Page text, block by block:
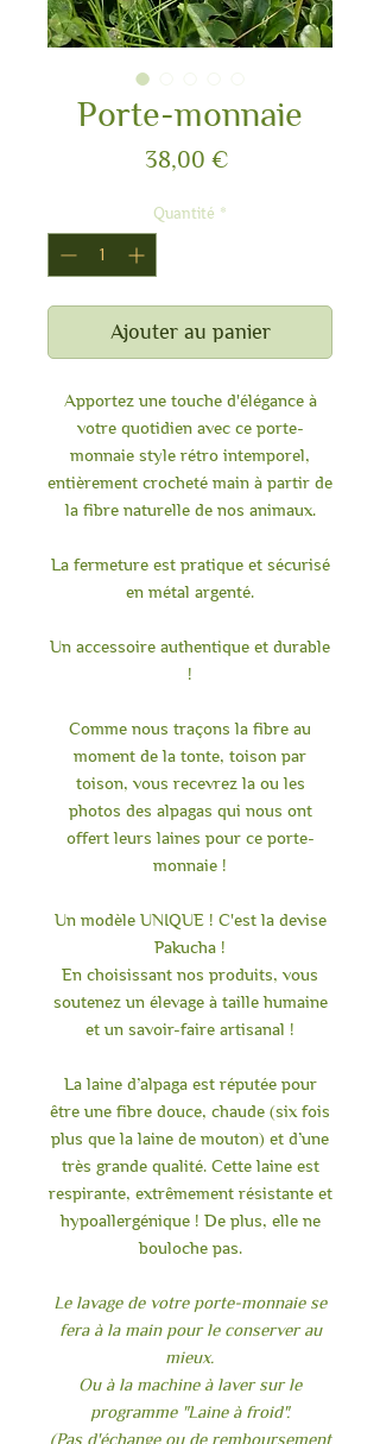
Porte-monnaie
38,00 €
Quantité *
Ajouter au panier
Apportez une touche d'élégance à
votre quotidien avec ce porte-
monnaie style rétro intemporel,
entièrement crocheté main à partir de
la fibre naturelle de nos animaux.
La fermeture est pratique et sécurisé
en métal argenté.
Un accessoire authentique et durable
!
Comme nous traçons la fibre au
moment de la tonte, toison par
toison, vous recevrez la ou les
photos des alpagas qui nous ont
offert leurs laines pour ce porte-
monnaie !
Un modèle UNIQUE ! C'est la devise
Pakucha !
En choisissant nos produits, vous
soutenez un élevage à taille humaine
et un savoir-faire artisanal !
La laine d’alpaga est réputée pour
être une fibre douce, chaude (six fois
plus que la laine de mouton) et d’une
très grande qualité. Cette laine est
respirante, extrêmement résistante et
hypoallergénique ! De plus, elle ne
bouloche pas.
Le lavage de votre porte-monnaie se
fera à la main pour le conserver au
mieux.
Ou à la machine à laver sur le
programme "Laine à froid".
(Pas d'échange ou de remboursement